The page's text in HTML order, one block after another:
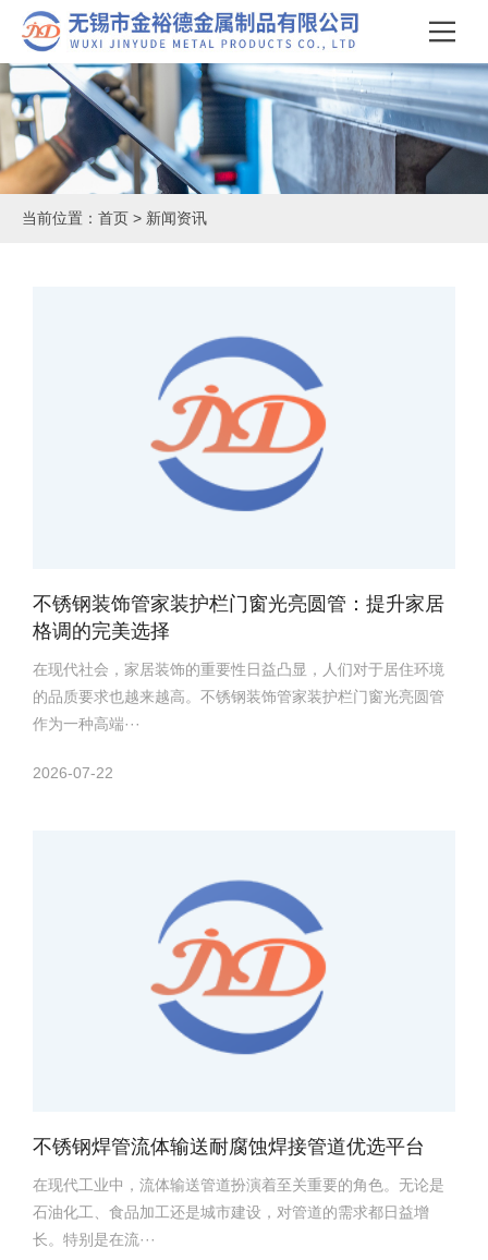
当前位置： 首页 > 新闻资讯
不锈钢装饰管家装护栏门窗光亮圆管：提升家居
格调的完美选择
在现代社会，家居装饰的重要性日益凸显，人们对于居住环境
的品质要求也越来越高。不锈钢装饰管家装护栏门窗光亮圆管
作为一种高端···
2026-07-22
不锈钢焊管流体输送耐腐蚀焊接管道优选平台
在现代工业中，流体输送管道扮演着至关重要的角色。无论是
石油化工、食品加工还是城市建设，对管道的需求都日益增
长。特别是在流···